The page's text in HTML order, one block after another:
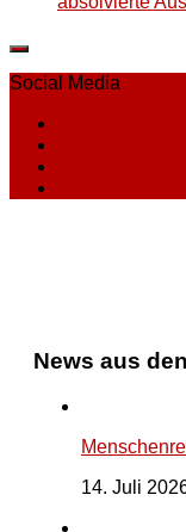
Social Media
News aus
14. Juli